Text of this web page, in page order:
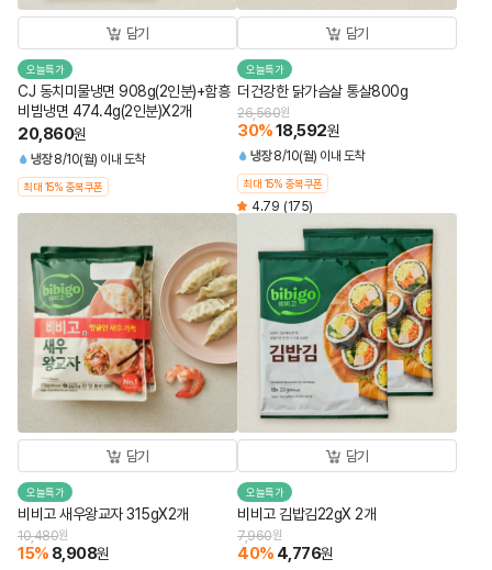
담기
오늘특가
CJ 동치미물냉면 908g(2인분)+함흥
비빔냉면 474.4g(2인분)X2개
20,860원
냉장 8/10(월) 이내 도착
최대 15% 중복쿠폰
담기
오늘특가
더건강한 닭가슴살 통살800g
26,560원
30%18,592원
냉장 8/10(월) 이내 도착
최대 15% 중복쿠폰
4.79 (175)
담기
오늘특가
비비고 새우왕교자 315gX2개
10,480원
15% 8,908원
담기
오늘특가
비비고 김밥김22gX 2개
7,960원
40% 4,776원